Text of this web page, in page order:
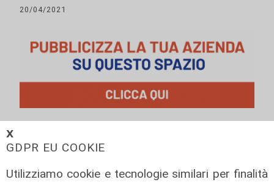
𝗫
GDPR EU COOKIE
Utilizziamo cookie e tecnologie similari per finalità
20/04/2021